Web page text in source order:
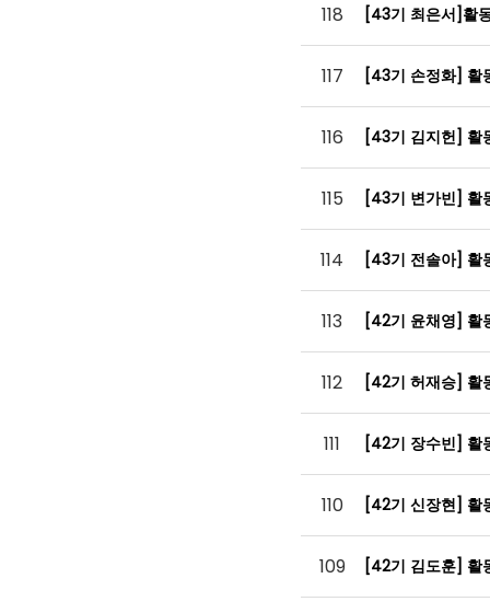
118 [43기 최은서]활
117 [43기 손정화] 활
116 [43기 김지헌] 활
115 [43기 변가빈] 활
114 [43기 전솔아] 활
113 [42기 윤채영] 활
112 [42기 허재승] 활
111 [42기 장수빈] 활
110 [42기 신장현] 활
109 [42기 김도훈] 활